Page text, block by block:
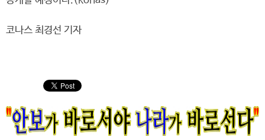
코나스 최경선 기자